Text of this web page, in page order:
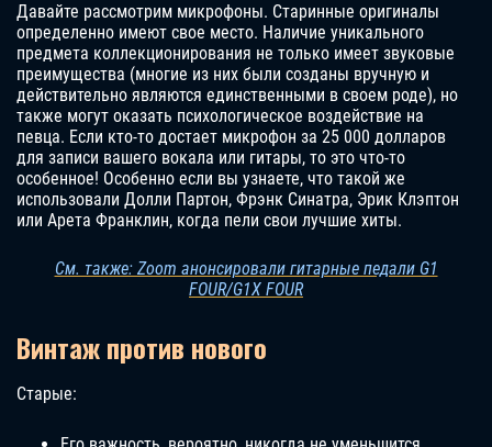
Давайте рассмотрим микрофоны. Старинные оригиналы
определенно имеют свое место. Наличие уникального
предмета коллекционирования не только имеет звуковые
преимущества (многие из них были созданы вручную и
действительно являются единственными в своем роде), но
также могут оказать психологическое воздействие на
певца. Если кто-то достает микрофон за 25 000 долларов
для записи вашего вокала или гитары, то это что-то
особенное! Особенно если вы узнаете, что такой же
использовали Долли Партон, Фрэнк Синатра, Эрик Клэптон
или Арета Франклин, когда пели свои лучшие хиты.
См. также: Zoom анонсировали гитарные педали G1
FOUR/G1X FOUR
Винтаж против нового
Старые: